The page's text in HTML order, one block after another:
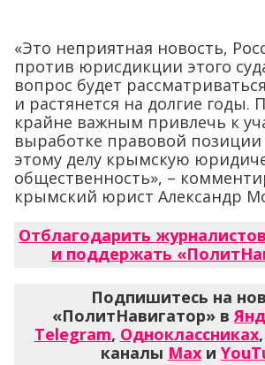
«Это неприятная новость,
против юрисдикции этого
вопрос будет
и растянется на долгие годы.
крайне важным привлечь к
выработке правовой позиции
этому делу крымскую
общественность», –
крымский юрист Александр
Отблагодарить
и поддержать
Подпишитесь на
«ПолитНавигатор» в
Telegram, Одноклассниках,
каналы Max и